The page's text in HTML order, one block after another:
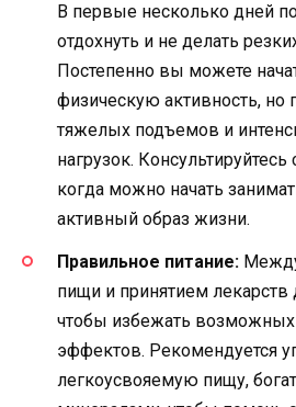
В первые несколько дней
отдохнуть и не делать
Постепенно вы можете
физическую активность, но
тяжелых подъемов и
нагрузок.
когда можно начать
активный образ жизни.
Правильное питание:
пищи и принятием
чтобы избежать
эффектов. Рекомендуется
легкоусвояемую пищу,